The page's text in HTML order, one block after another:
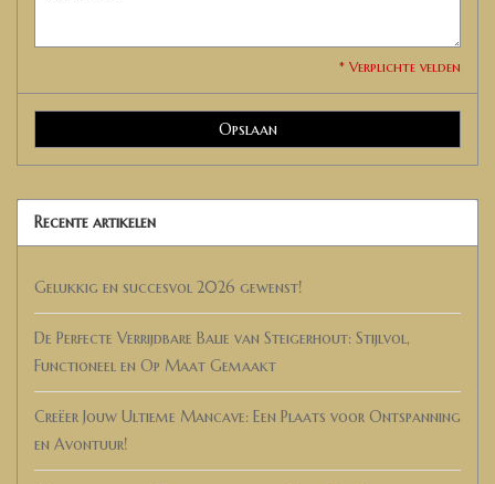
* Verplichte velden
Opslaan
Recente artikelen
Gelukkig en succesvol 2026 gewenst!
De Perfecte Verrijdbare Balie van Steigerhout: Stijlvol,
Functioneel en Op Maat Gemaakt
Creëer Jouw Ultieme Mancave: Een Plaats voor Ontspanning
en Avontuur!